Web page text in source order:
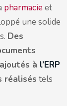
pharmacieet
une solide
Des
à l’ERP
réalisés tels